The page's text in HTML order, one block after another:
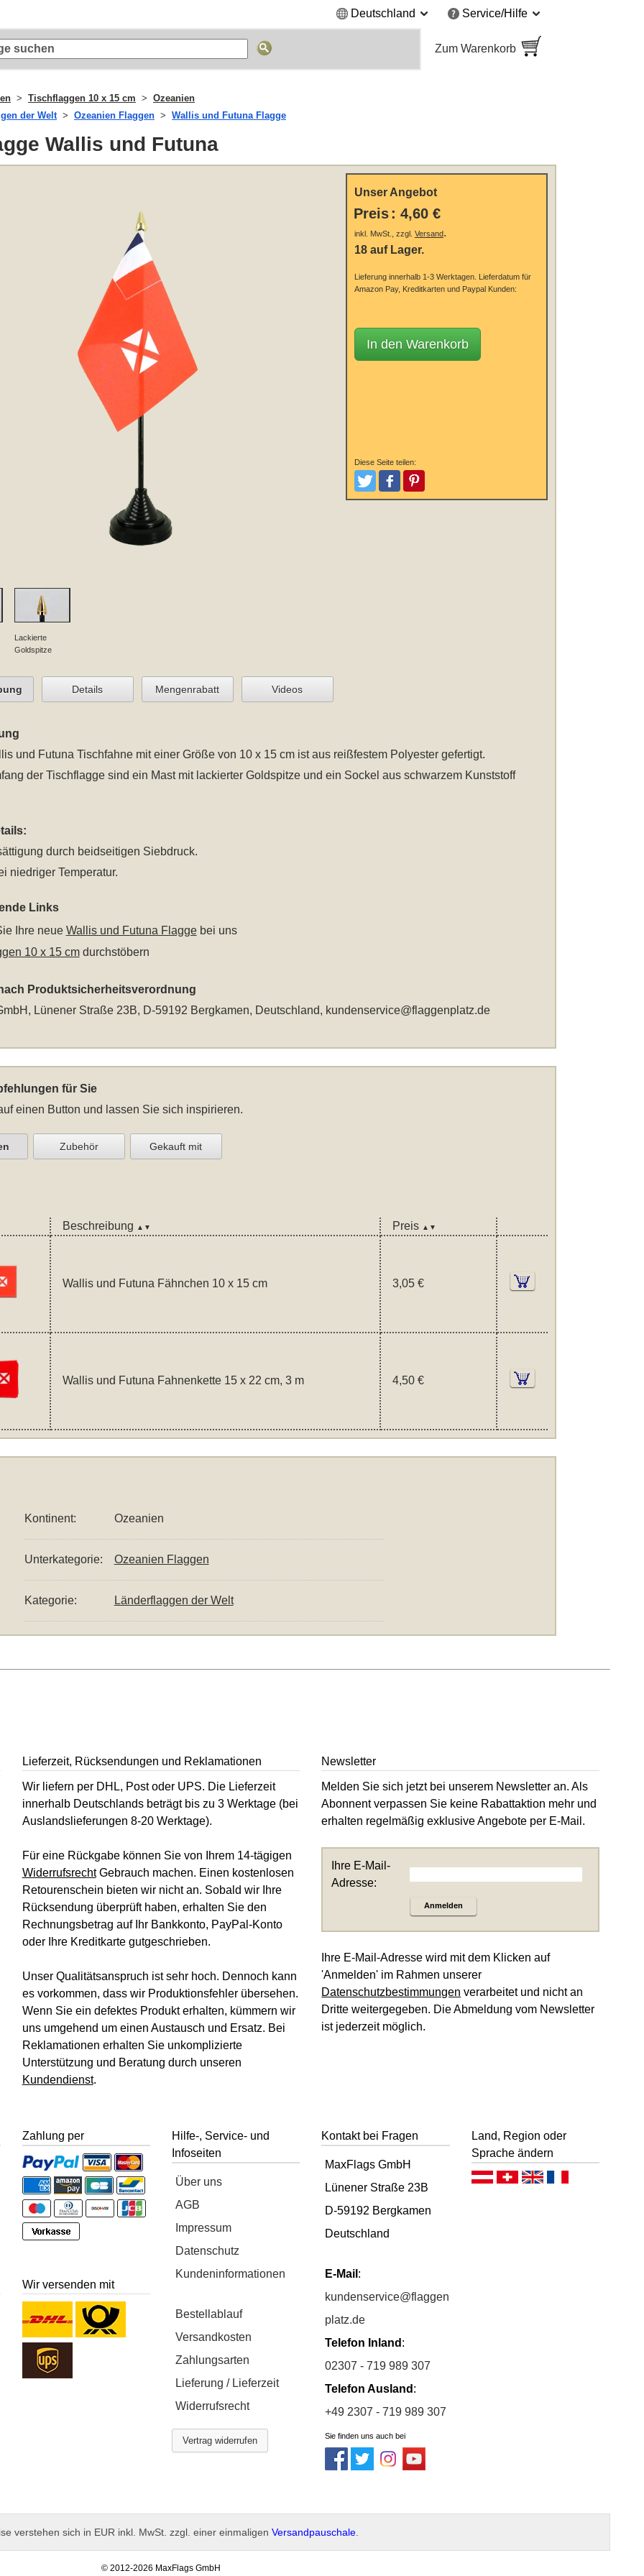
Deutschland Service/Hilfe
Zum Warenkorb
Tischflaggen 10 x 15 cm
Ozeanien
der Welt
Ozeanien Flaggen Wallis und Futuna Flagge
Wallis und Futuna
Lackierte
Goldspitze
Unser Angebot
Preis : 4,60 €
inkl. MwSt., zzgl. Versand.
18 auf Lager.
Lieferung innerhalb 1-3 Werktagen.
Lieferdatum für
Amazon Pay, Kreditkarten und Paypal Kunden:
In den Warenkorb
Diese Seite teilen:
TweetenPostenPinterest
Details Mengenrabatt Videos
und Futuna Tischfahne mit einer Größe von 10 x 15 cmist aus reißfestem Polyester gefertigt.
der Tischflagge sind ein Mast mit lackierter Goldspitze und ein Sockel aus schwarzem Kunststoff
durch beidseitigen Siebdruck.
niedriger Temperatur.
Links
Ihre neue Wallis und Futuna Flaggebei uns
10 x 15 cmdurchstöbern
Produktsicherheitsverordnung
Lünener Straße 23B, D-59192 Bergkamen, Deutschland, kundenservice@flaggenplatz.de
für Sie
einen Button und lassen Sie sich inspirieren.
Zubehör Gekauft mit
Beschreibung ▲▼ Preis ▲▼
Wallis und Futuna Fähnchen 10 x 15 cm 3,05 €
Wallis und Futuna Fahnenkette 15 x 22 cm, 3 m 4,50 €
Kontinent: Ozeanien
Unterkategorie: Ozeanien Flaggen
Kategorie: Länderflaggen der Welt
Lieferzeit, Rücksendungen und Reklamationen
Wir liefern per DHL, Post oder UPS. Die Lieferzeit
innerhalb Deutschlands beträgt bis zu 3 Werktage (bei
Auslandslieferungen 8-20 Werktage).
Für eine Rückgabe können Sie von Ihrem 14-tägigen
WiderrufsrechtGebrauch machen. Einen kostenlosen
Retourenschein bieten wir nicht an. Sobald wir Ihre
Rücksendung überprüft haben, erhalten Sie den
Rechnungsbetrag auf Ihr Bankkonto, PayPal-Konto
oder Ihre Kreditkarte gutgeschrieben.
Unser Qualitätsanspruch ist sehr hoch. Dennoch kann
es vorkommen, dass wir Produktionsfehler übersehen.
Wenn Sie ein defektes Produkt erhalten, kümmern wir
uns umgehend um einen Austausch und Ersatz. Bei
Reklamationen erhalten Sie unkomplizierte
Unterstützung und Beratung durch unseren
Kundendienst.
Newsletter
Melden Sie sich jetzt bei unserem Newsletter an. Als
Abonnent verpassen Sie keine Rabattaktion mehr und
erhalten regelmäßig exklusive Angebote per E-Mail.
Ihre E-Mail-
Adresse:
Anmelden
Ihre E-Mail-Adresse wird mit dem Klicken auf
'Anmelden' im Rahmen unserer
Datenschutzbestimmungen verarbeitet und nicht an
Dritte weitergegeben. Die Abmeldung vom Newsletter
ist jederzeit möglich.
Zahlung per
Wir versenden mit
Hilfe-, Service- und
Infoseiten
Über uns
AGB
Impressum
Datenschutz
Kundeninformationen
Bestellablauf
Versandkosten
Zahlungsarten
Lieferung / Lieferzeit
Widerrufsrecht
Vertrag widerrufen
Kontakt bei Fragen
MaxFlags GmbH
Lünener Straße 23B
D-59192 Bergkamen
Deutschland
E-Mail :
kundenservice@flaggen
platz.de
Telefon Inland :
02307 - 719 989 307
Telefon Ausland :
+49 2307 - 719 989 307
Sie finden uns auch bei
Land, Region oder
Sprache ändern
Deutsch (AT)Deutsch (CH)
verstehen sich in EUR inkl. MwSt. zzgl. einer einmaligen Versandpauschale
© 2012-2026 MaxFlags GmbH